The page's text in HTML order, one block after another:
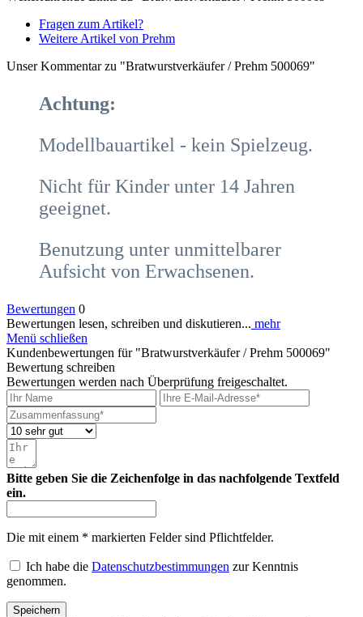
Fragen zum Artikel?
Weitere Artikel von Prehm
Unser Kommentar zu "Bratwurstverkäufer / Prehm 500069"
Achtung:
Modellbauartikel - kein Spielzeug.
Nicht für Kinder unter 14 Jahren
geeignet.
Benutzung unter unmittelbarer
Aufsicht von Erwachsenen.
Bewertungen 0
Bewertungen lesen, schreiben und diskutieren... mehr
Menü schließen
Kundenbewertungen für "Bratwurstverkäufer / Prehm 500069"
Bewertung schreiben
Bewertungen werden nach Überprüfung freigeschaltet.
Bitte geben Sie die Zeichenfolge in das nachfolgende Textfeld
ein.
Die mit einem * markierten Felder sind Pflichtfelder.
Ich habe die Datenschutzbestimmungen zur Kenntnis
genommen.
Speichern